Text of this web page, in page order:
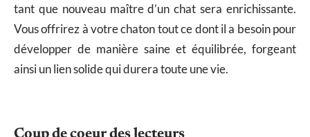
tant que nouveau maître d’un chat sera enrichissante.
Vous offrirez à votre chaton tout ce dont il a besoin pour
développer de manière saine et équilibrée, forgeant
ainsi un lien solide qui durera toute une vie.